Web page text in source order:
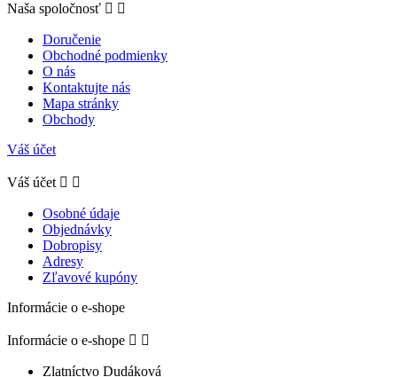
Naša spoločnosť  
Doručenie
Obchodné podmienky
O nás
Kontaktujte nás
Mapa stránky
Obchody
Váš účet
Váš účet  
Osobné údaje
Objednávky
Dobropisy
Adresy
Zľavové kupóny
Informácie o e-shope
Informácie o e-shope  
Zlatníctvo Dudáková